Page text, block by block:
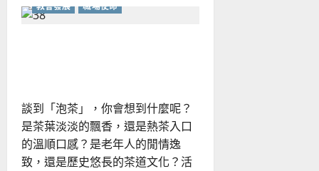
透
釋
福
音？
教會發展 職場使命
談到「泡茶」，你會想到什麼呢？
是茶葉淡淡的飄香，還是熱茶入口
的溫順口感？是老年人的閒情逸
致，還是歷史悠長的茶道文化？活